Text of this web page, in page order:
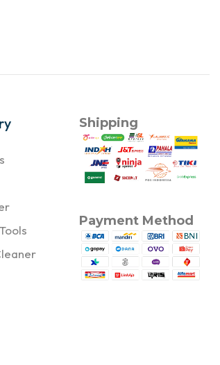
Shipping
Payment Method